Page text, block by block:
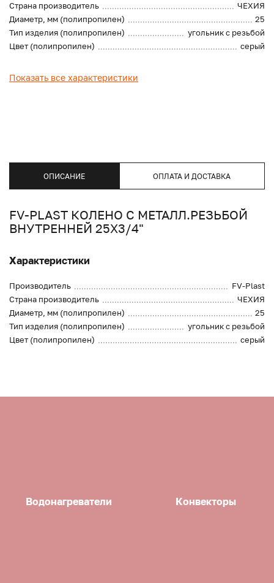
Страна производитель
ЧЕХИЯ
Диаметр, мм (полипропилен)
25
Тип изделия (полипропилен)
угольник с резьбой
Цвет (полипропилен)
серый
Показать все характеристики
ОПИСАНИЕ ОПЛАТА И ДОСТАВКА
FV-PLAST КОЛЕНО С МЕТАЛЛ.РЕЗЬБОЙ
ВНУТРЕННЕЙ 25X3/4"
Характеристики
Производитель
FV-Plast
Страна производитель
ЧЕХИЯ
Диаметр, мм (полипропилен)
25
Тип изделия (полипропилен)
угольник с резьбой
Цвет (полипропилен)
серый
Водонагреватели Конвекторы